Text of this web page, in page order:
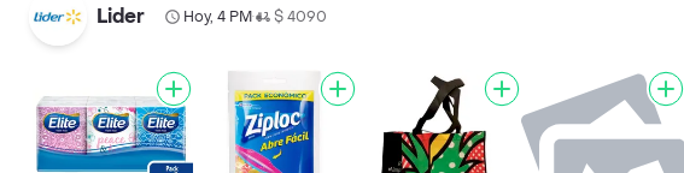
Black Sakura 0%
Colada Ice 5%
Lider Hoy, 4 PM• $ 4090